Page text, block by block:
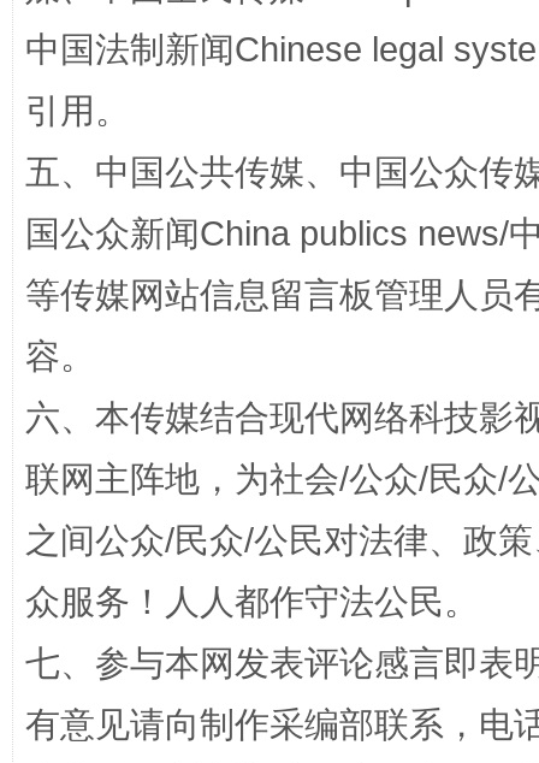
“蜀中异人”王建安的艺术幻境
中国法制新闻Chinese legal
引用。
五、中国公共传媒、中国公众传
国公众新闻China publics news/
等传媒网站信息留言板管理人员
容。
六、本传媒结合现代网络科技影
联网主阵地，为社会/公众/民众/
之间公众/民众/公民对法律、政
众服务！人人都作守法公民。
七、参与本网发表评论感言即表
有意见请向制作采编部联系，电